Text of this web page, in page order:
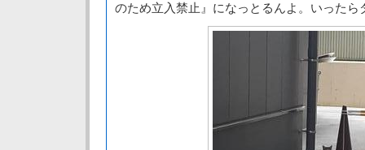
のため立入禁止』になっとるんよ。いった